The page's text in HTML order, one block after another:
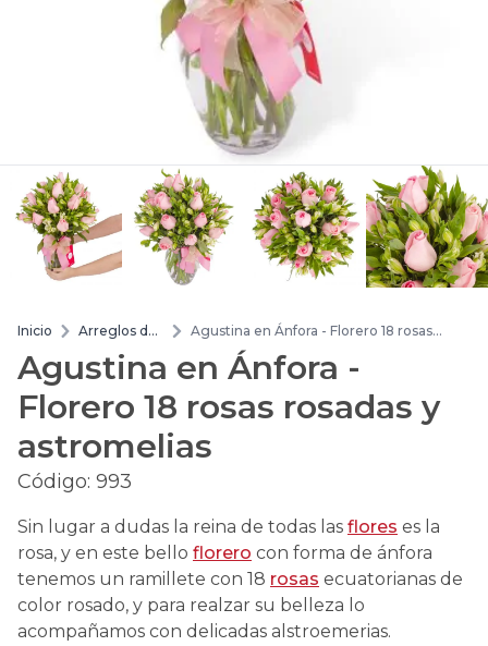
Inicio
Arreglos de
Agustina en Ánfora - Florero 18 rosas
rosadas y astromelias
Agustina en Ánfora -
Florero 18 rosas rosadas y
astromelias
Código: 993
Sin lugar a dudas la reina de todas las flores es la
rosa, y en este bello florero con forma de ánfora
tenemos un ramillete con 18 rosas ecuatorianas de
color rosado, y para realzar su belleza lo
acompañamos con delicadas alstroemerias.